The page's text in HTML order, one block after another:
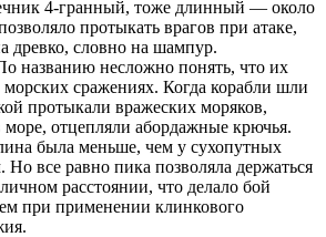
4-гранный, тоже длинный — около
протыкать врагов при атаке,
древко, словно на шампур.
названию несложно понять, что их
морских сражениях. Когда корабли шли
протыкали вражеских моряков,
отцепляли абордажные крючья.
была меньше, чем у сухопутных
все равно пика позволяла держаться
расстоянии, что делало бой
при применении клинкового